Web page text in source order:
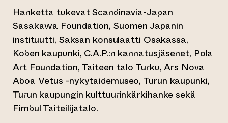
Hanketta tukevat Scandinavia-Japan
Sasakawa Foundation, Suomen Japanin
instituutti, Saksan konsulaatti Osakassa,
Koben kaupunki, C.A.P.:n kannatusjäsenet, Pola
Art Foundation, Taiteen talo Turku, Ars Nova
Aboa Vetus -nykytaidemuseo, Turun kaupunki,
Turun kaupungin kulttuurinkärkihanke sekä
Fimbul Taiteilijatalo.